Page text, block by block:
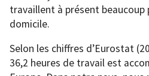
travaillent à présent beaucoup
domicile.
Selon les chiffres d’Eurostat
36,2 heures de travail est